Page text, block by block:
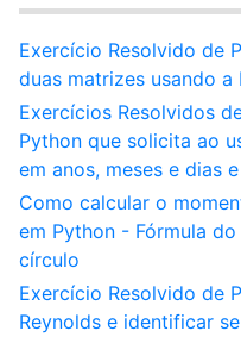
Exercício Resolvido de
duas matrizes usando
Exercícios Resolvidos
Python que solicita ao
em anos, meses e dias
Como calcular o
em Python - Fórmula
círculo
Exercício Resolvido de
Reynolds e identificar